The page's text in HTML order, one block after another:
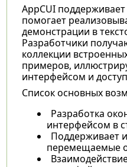
AppCUI поддерживает
помогает
демонстрации в
Разработчики
коллекции
примеров,
интерфейсом и
Список основных
Разработка
интерфейсом в
Поддерживает
перемещаемые